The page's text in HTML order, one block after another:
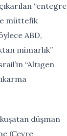
“entegre
müttefik
ABD,
mimarlık”
“Altıgen
düşman
(Çevre